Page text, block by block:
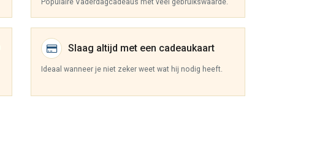
Slaag altijd met een cadeaukaart
Ideaal wanneer je niet zeker weet wat hij nodig heeft.